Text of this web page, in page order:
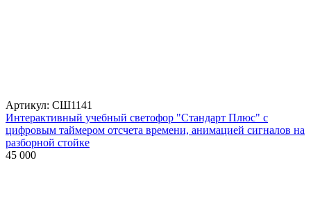
Артикул: СШ1141
Интерактивный учебный светофор "Стандарт Плюс" с
цифровым таймером отсчета времени, анимацией сигналов на
разборной стойке
45 000